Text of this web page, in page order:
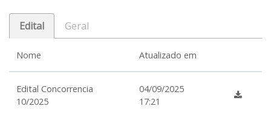
Edital Geral
Nome Atualizado em
Edital Concorrencia
10/2025
04/09/2025
17:21